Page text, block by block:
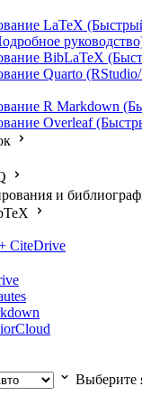
LaTeX
BibLaTeX
Quarto
R Markdown
Overleaf
и
CiteDrive
Выберите